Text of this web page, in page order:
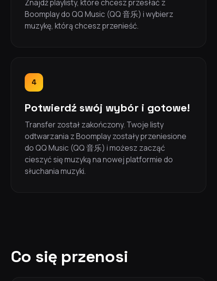
Znajdź playlisty, które chcesz przesłać z
Boomplay do QQ Music (QQ 音乐) i wybierz
muzykę, którą chcesz przenieść.
4
Potwierdź swój wybór i gotowe!
Transfer został zakończony. Twoje listy
odtwarzania z Boomplay zostały przeniesione
do QQ Music (QQ 音乐) i możesz zacząć
cieszyć się muzyką na nowej platformie do
słuchania muzyki.
Co się przenosi